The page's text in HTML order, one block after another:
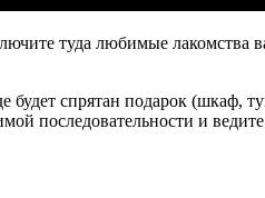
туда любимые
спрятан подарок (шкаф,
последовательности и